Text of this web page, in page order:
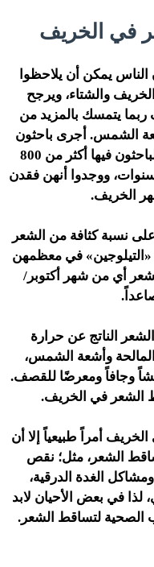
في الخريف
يمكن أن يلاحظوا
والشتاء، ويرجح
يتمسك بالمزيد من
الشمس. أجرى باحثون
سويديون دراسة لفهم ذلك، وتابع الباحثون فيها أكثر من 800
تتمتع بصحة جيدة على مدى 6 سنوات، ووجدوا أنهن فقدن
الخريف.
نسبة كثافة من الشعر
«التيلوجين» في معظمهن
الشعر أي من شهر أكتوبر/
الناتج عن حرارة
المالحة وأشعة الشمس،
وجافاً ومعرضًا للقصف.
الشعر في الخريف.
أمراً طبيعياً إلا أن
الشعر، مثل؛ نقص
الغدة الدرقية،
في بعض الأحيان لابد
الصحية لتساقط الشعر.